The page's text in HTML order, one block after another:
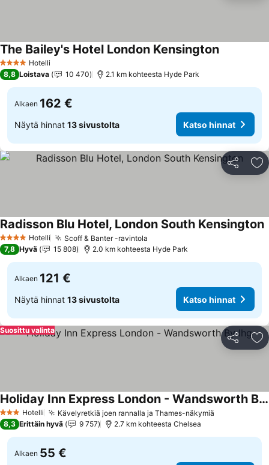
4 Tähtiluokitus
Hotelli
The Bailey's Hotel London Kensington
8,8 Loistava 10 470 2.1 km kohteesta Hyde Park
Alkaen 162 €
Näytä hinnat 13 sivustolta Katso hinnat
Jaa
4 Tähtiluokitus
Hotelli Scoff & Banter -ravintola
Radisson Blu Hotel, London South Kensington
7,8 Hyvä 15 808 2.0 km kohteesta Hyde Park
Alkaen 121 €
Näytä hinnat 13 sivustolta Katso hinnat
Jaa
Suosittu valinta
3 Tähtiluokitus
Hotelli Kävelyretkiä joen rannalla ja Thames-näkymiä
Holiday Inn Express London - Wandsworth By Ihg
8,3 Erittäin hyvä 9 757 2.7 km kohteesta Chelsea
Alkaen 55 €